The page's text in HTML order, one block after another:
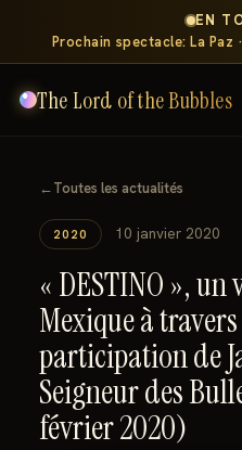
EN
Prochain spectacle: La
The Lord of the Bubbles
←Toutes les actualités
2020 10 janvier 2020
« DESTINO », un
Mexique à
participation de
Seigneur des
février 2020)